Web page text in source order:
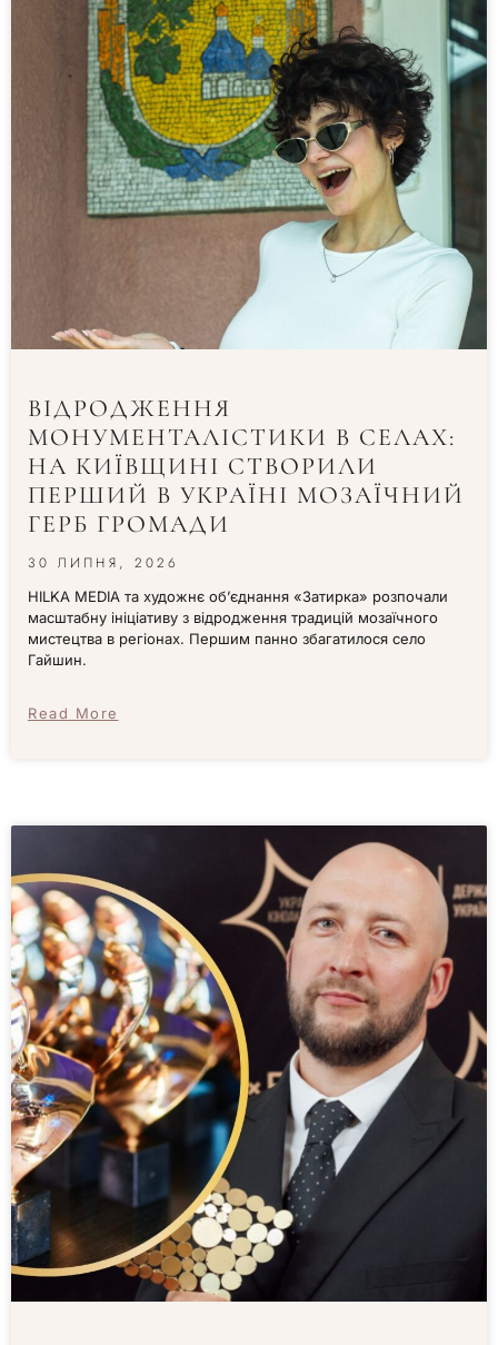
ВІДРОДЖЕННЯ
МОНУМЕНТАЛІСТИКИ В СЕЛАХ:
НА КИЇВЩИНІ СТВОРИЛИ
ПЕРШИЙ В УКРАЇНІ МОЗАЇЧНИЙ
ГЕРБ ГРОМАДИ
30 ЛИПНЯ, 2026
HILKA MEDIA та художнє об’єднання «Затирка» розпочали
масштабну ініціативу з відродження традицій мозаїчного
мистецтва в регіонах. Першим панно збагатилося село
Гайшин.
Read More